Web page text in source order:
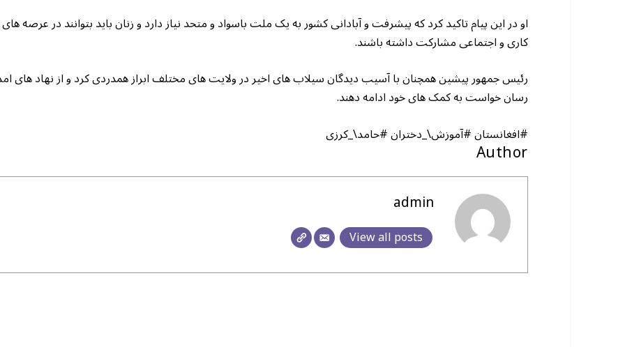
او در این پیام تاکید کرد که پیشرفت و آبادانی کشور به یک ملت باسواد و متحد نیاز دارد و زنان باید بتوانند در عرصه های
کاری و اجتماعی مشارکت داشته باشند.
رئیس جمهور پیشین همچنان با آسیب دیدگان سیلاب های اخیر در ولایت های مختلف ابراز همدردی کرد و از نهاد های
رسان خواست به کمک های خود ادامه دهند.
#افغانستان #آموزش\_دختران #حامد\_کرزی
Author
admin
View all posts